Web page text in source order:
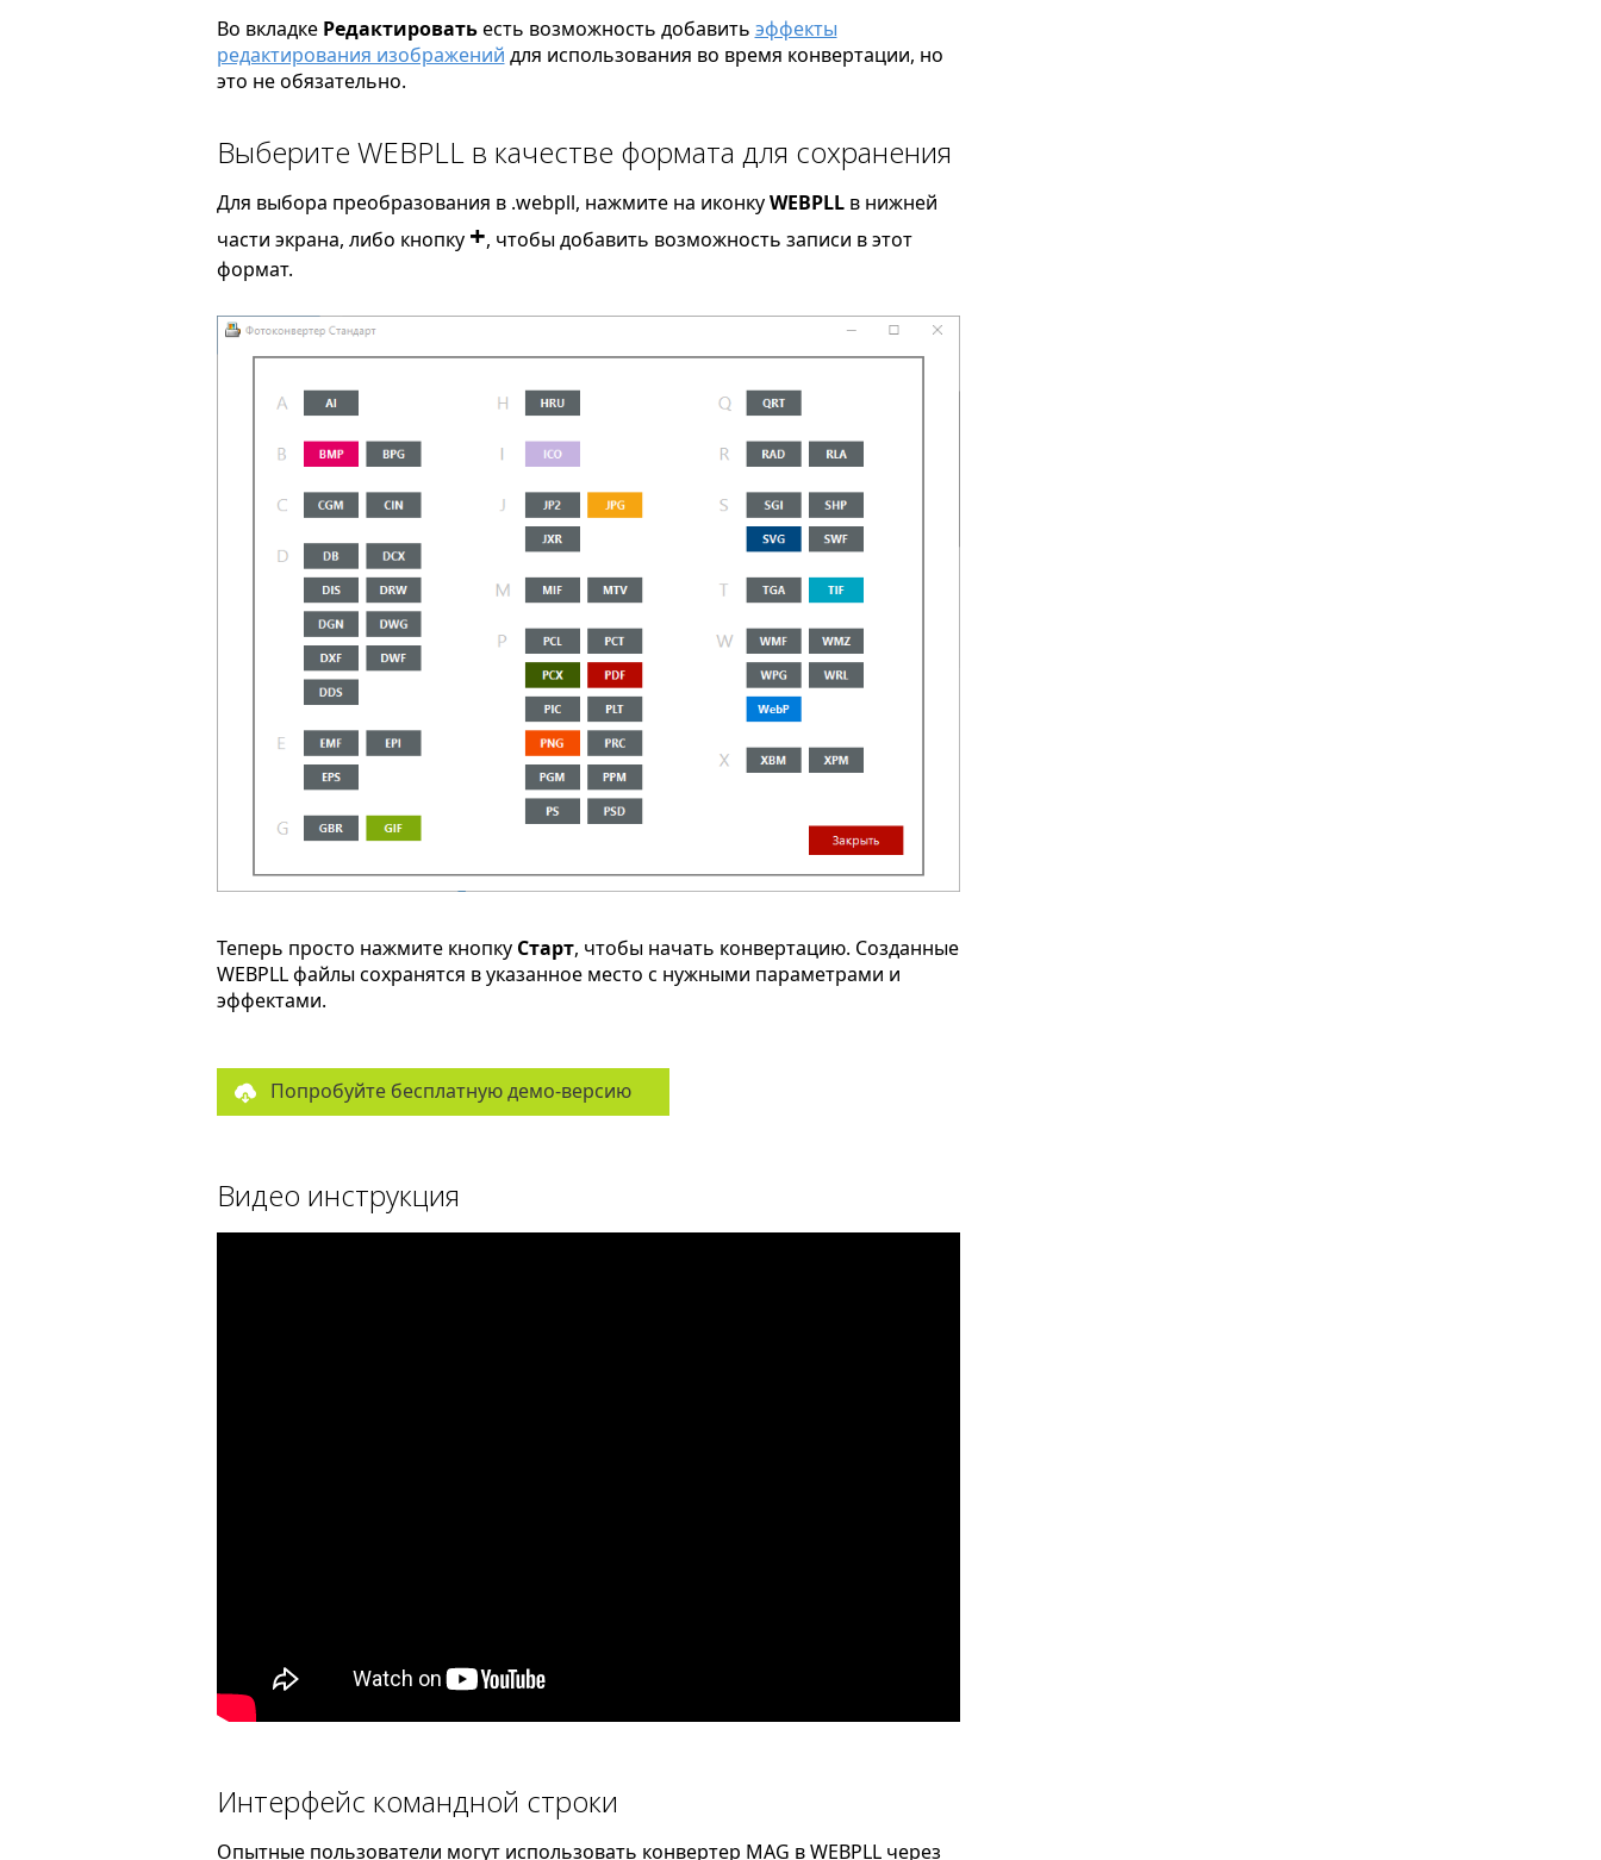
Во вкладке Редактироватьесть возможность добавить эффекты
редактирования изображений для использования во время конвертации, но
это не обязательно.
Выберите WEBPLL в качестве формата для сохранения
Для выбора преобразования в .webpll, нажмите на иконкуWEBPLLв нижней
части экрана, либо кнопку +, чтобы добавить возможность записи в этот
формат.
Теперь просто нажмите кнопку Старт, чтобы начать конвертацию. Созданные
WEBPLL файлы сохранятся в указанное место с нужными параметрами и
эффектами.
Попробуйте бесплатную демо-версию
Видео инструкция
Интерфейс командной строки
Опытные пользователи могут использовать конвертер MAG в WEBPLL через